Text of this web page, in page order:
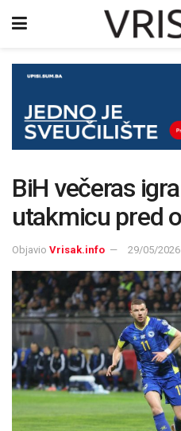
BiH večeras
utakmicu pred
Objavio Vrisak.info 29/05/2026